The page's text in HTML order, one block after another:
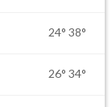
24° 38°
26° 34°